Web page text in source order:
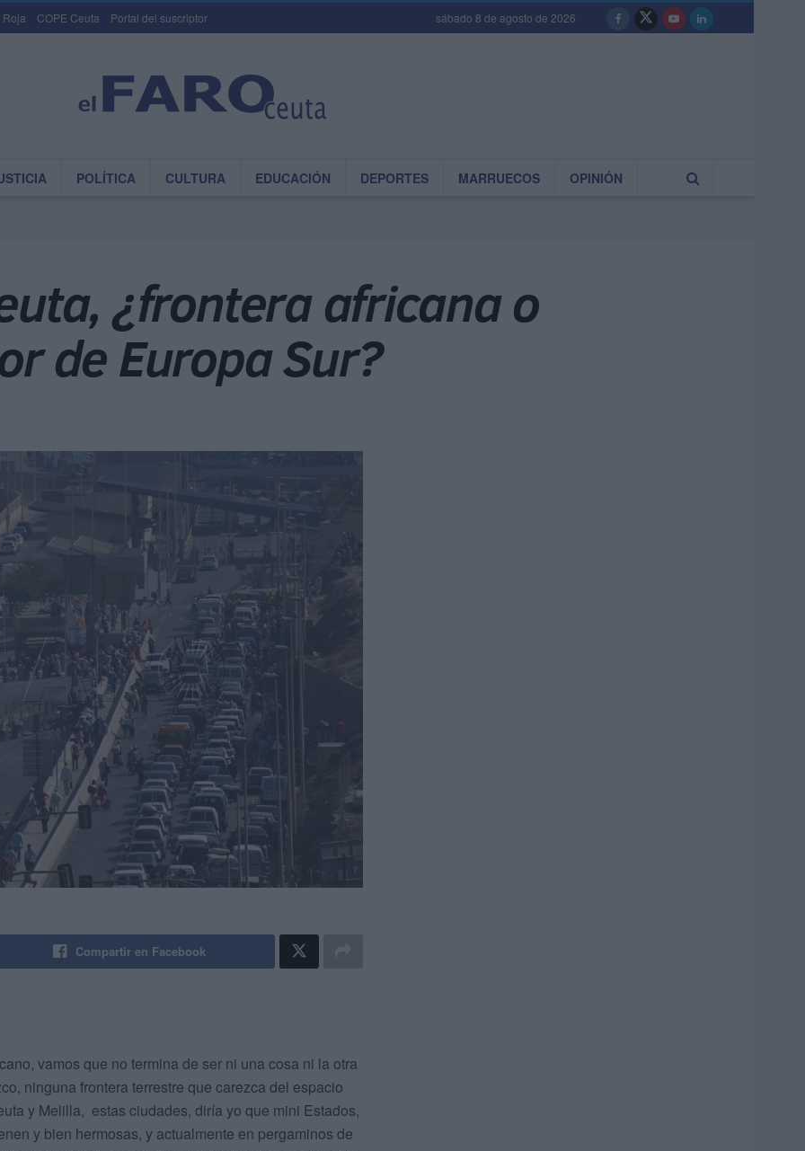
Roja COPE Ceuta Portal del suscriptor sábado 8 de agosto de 2026
POLÍTICA CULTURA EDUCACIÓN DEPORTES MARRUECOS OPINIÓN
¿frontera africana o
de Europa Sur?
Compartir en Facebook
vamos que no termina de ser ni una cosa ni la otra
ninguna frontera terrestre que carezca del espacio
y Melilla, estas ciudades, diría yo que mini Estados,
y bien hermosas, y actualmente en pergaminos de